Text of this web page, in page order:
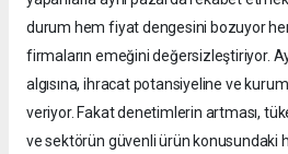
durum hem fiyat dengesini bozuyor
firmaların emeğini değersizleştiriyor.
algısına, ihracat potansiyeline ve
veriyor. Fakat denetimlerin artması,
ve sektörün güvenli ürün konusundaki